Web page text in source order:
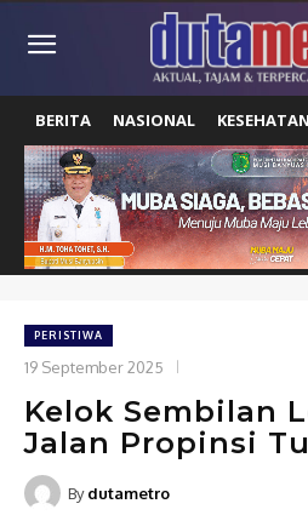
BERITA NASIONAL KESEHATAN
PERISTIWA
19 September 2025
Kelok Sembilan
Jalan Propinsi
By dutametro